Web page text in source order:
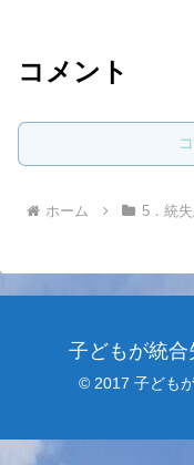
コメント
ホーム 5．統
子どもが統合
© 2017 子ども